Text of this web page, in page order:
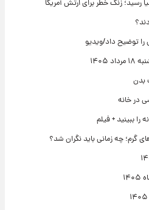
زنگ خطر برای ارتش آمریکا
را توضیح داد/ویدیو
در خانه
ببینید + فیلم
گرم؛ چه زمانی باید نگران شد؟